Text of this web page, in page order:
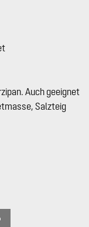
Auch geeignet
Salzteig